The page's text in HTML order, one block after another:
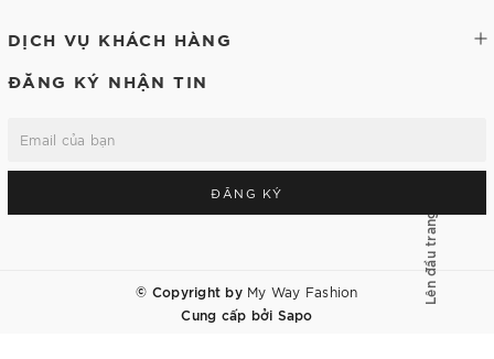
DỊCH VỤ KHÁCH HÀNG
ĐĂNG KÝ NHẬN TIN
ĐĂNG KÝ
© Copyright by My Way Fashion
Cung cấp bởi Sapo
Lên đầu trang